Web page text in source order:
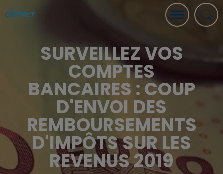
SURVEILLEZ VOS
COMPTES
BANCAIRES : COUP
D'ENVOI DES
REMBOURSEMENTS
D'IMPÔTS SUR LES
REVENUS 2019